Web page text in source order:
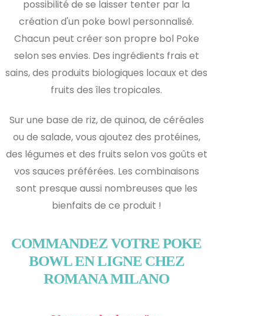
possibilité de se laisser tenter par la
création d'un poke bowl personnalisé.
Chacun peut créer son propre bol Poke
selon ses envies. Des ingrédients frais et
sains, des produits biologiques locaux et des
fruits des îles tropicales.
Sur une base de riz, de quinoa, de céréales
ou de salade, vous ajoutez des protéines,
des légumes et des fruits selon vos goûts et
vos sauces préférées. Les combinaisons
sont presque aussi nombreuses que les
bienfaits de ce produit !
COMMANDEZ VOTRE POKE
BOWL EN LIGNE CHEZ
ROMANA MILANO